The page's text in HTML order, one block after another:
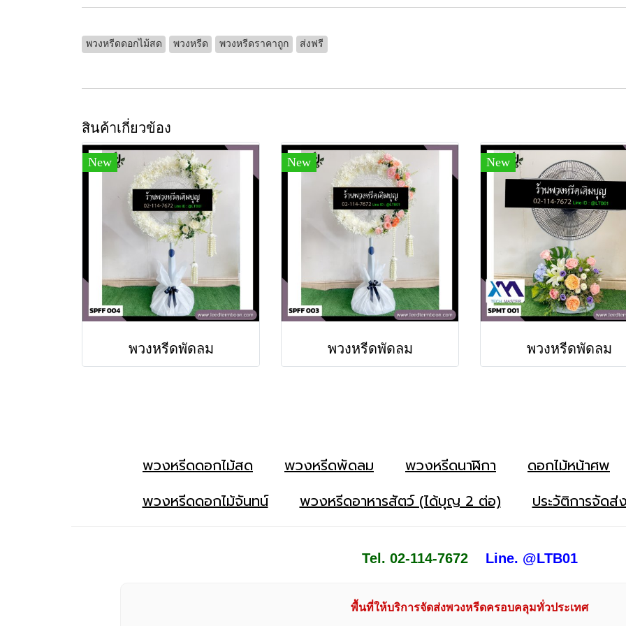
พวงหรีดดอกไม้สด พวงหรีด พวงหรีดราคาถูก ส่งฟรี
สินค้าเกี่ยวข้อง
New
พวงหรีดพัดลม
New
พวงหรีดพัดลม
New
พวงหรีดพัดลม
พวงหรีดดอกไม้สด พวงหรีดพัดลม พวงหรีดนาฬิกา
ดอกไม้หน้าศพ
พวงหรีดดอกไม้จันทน์
พวงหรีดอาหารสัตว์ (ได้บุญ 2 ต่อ) ประวัติการจัดส่
Tel. 02-114-7672 Line. @LTB01
พื้นที่ให้บริการจัดส่งพวงหรีดครอบคลุมทั่วประเทศ